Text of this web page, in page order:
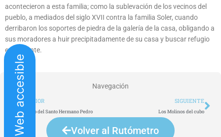
acontecieron a esta familia; como la sublevación de los vecinos del
pueblo, a mediados del siglo XVII contra la familia Soler, cuando
derribaron los soportes de piedra de la galería de la casa, obligando a
sus moradores a huir precipitadamente de su casa y buscar refugio
en el monte.
Navegación
Ant
ANTERIOR
Convento del Santo Hermano Pedro
SIGUIENTE
Los Molinos del cubo
Volver al Rutómetro
Web accesible